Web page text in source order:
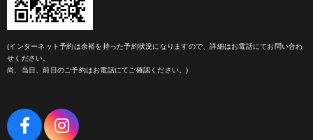
(インターネット予約は余裕を持った予約状況になりますので、詳細はお電話にてお問い合わ
せください。
尚、当日、前日のご予約はお電話にてご確認ください。)